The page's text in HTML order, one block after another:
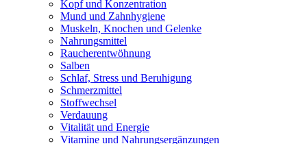
Kopf und Konzentration
Mund und Zahnhygiene
Muskeln, Knochen und Gelenke
Nahrungsmittel
Raucherentwöhnung
Salben
Schlaf, Stress und Beruhigung
Schmerzmittel
Stoffwechsel
Verdauung
Vitalität und Energie
Vitamine und Nahrungsergänzungen